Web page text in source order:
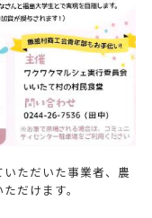
ただいた事業者、農
だけます。